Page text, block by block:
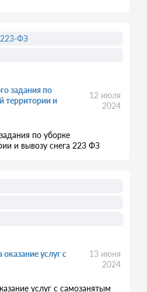
задания по
территории и
12 июля
2024
по уборке
и вывозу снега 223 ФЗ
223-ФЗ
услуг с
13 июня
2024
услуг с самозанятым